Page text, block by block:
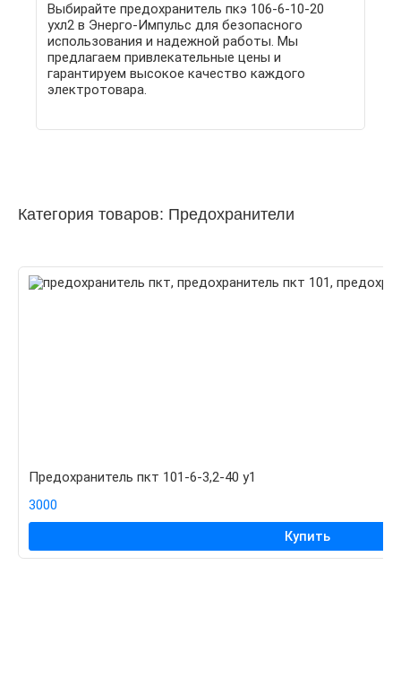
Выбирайте предохранитель пкэ 106-6-10-20
ухл2 в Энерго-Импульс для безопасного
использования и надежной работы. Мы
предлагаем привлекательные цены и
гарантируем высокое качество каждого
электротовара.
Категория товаров: Предохранители
Предохранитель пкт 101-6-3,2-40 у1
3000
Купить